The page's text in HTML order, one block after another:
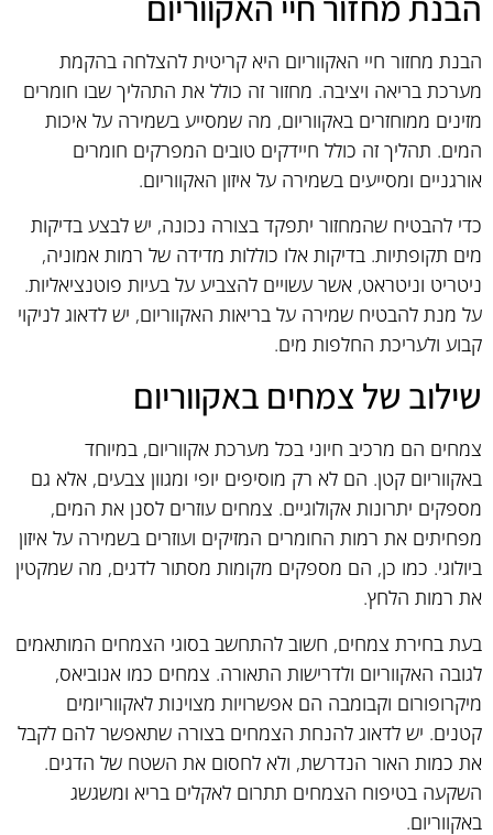
הבנת מחזור חיי האקווריום היא קריטית להצלחה בהקמת
מערכת בריאה ויציבה. מחזור זה כולל את התהליך שבו חומרים
מזינים ממוחזרים באקווריום, מה שמסייע בשמירה על איכות
המים. תהליך זה כולל חיידקים טובים המפרקים חומרים
אורגניים ומסייעים בשמירה על איזון האקווריום.
כדי להבטיח שהמחזור יתפקד בצורה נכונה, יש לבצע בדיקות
מים תקופתיות. בדיקות אלו כוללות מדידה של רמות אמוניה,
ניטריט וניטראט, אשר עשויים להצביע על בעיות פוטנציאליות.
על מנת להבטיח שמירה על בריאות האקווריום, יש לדאוג לניקוי
קבוע ולעריכת החלפות מים.
שילוב של צמחים באקווריום
צמחים הם מרכיב חיוני בכל מערכת אקווריום, במיוחד
באקווריום קטן. הם לא רק מוסיפים יופי ומגוון צבעים, אלא גם
מספקים יתרונות אקולוגיים. צמחים עוזרים לסנן את המים,
מפחיתים את רמות החומרים המזיקים ועוזרים בשמירה על איזון
ביולוגי. כמו כן, הם מספקים מקומות מסתור לדגים, מה שמקטין
את רמות הלחץ.
בעת בחירת צמחים, חשוב להתחשב בסוגי הצמחים המותאמים
לגובה האקווריום ולדרישות התאורה. צמחים כמו אנוביאס,
מיקרופורום וקבומבה הם אפשרויות מצוינות לאקווריומים
קטנים. יש לדאוג להנחת הצמחים בצורה שתאפשר להם לקבל
את כמות האור הנדרשת, ולא לחסום את השטח של הדגים.
השקעה בטיפוח הצמחים תתרום לאקלים בריא ומשגשג
באקווריום.